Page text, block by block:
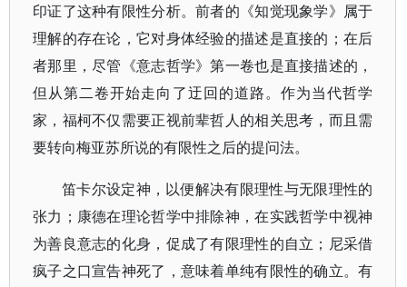
印证了这种有限性分析。前者的《知觉现象学》属于
理解的存在论，它对身体经验的描述是直接的；在后
者那里，尽管《意志哲学》第一卷也是直接描述的，
但从第二卷开始走向了迂回的道路。作为当代哲学
家，福柯不仅需要正视前辈哲人的相关思考，而且需
要转向梅亚苏所说的有限性之后的提问法。
笛卡尔设定神，以便解决有限理性与无限理性的
张力；康德在理论哲学中排除神，在实践哲学中视神
为善良意志的化身，促成了有限理性的自立；尼采借
疯子之口宣告神死了，意味着单纯有限性的确立。有